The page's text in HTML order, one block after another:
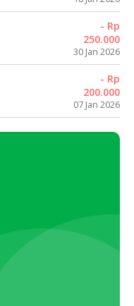
- Rp
250.000
30 Jan 2026
- Rp
200.000
07 Jan 2026